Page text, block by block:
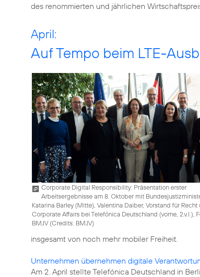
des renommierten und jährlichen
April:
Auf Tempo beim LTE-
Corporate Digital Responsibility: Präsentation erster
Arbeitsergebnisse am 8. Oktober mit
Katarina Barley (Mitte), Valentina Daiber, Vorstand für Recht
Corporate Affairs bei Telefónica Deutschland (vorne, 2.v.l.),
BMJV (Credits: BMJV)
insgesamt von noch mehr mobiler Freiheit.
Unternehmen übernehmen digitale
Am 2. April stellte Telefónica Deutschland in